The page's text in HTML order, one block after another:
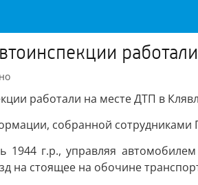
работали на месте ДТП в
собранной сотрудниками
1944 г.р., управляя
на стоящее на обочине